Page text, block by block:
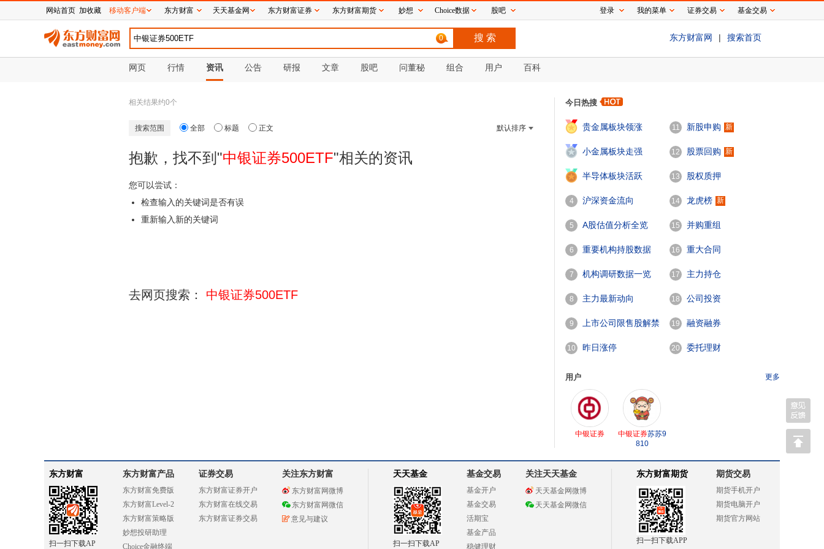
0 东方财富网 | 搜索首页
网页 行情 资讯 公告 研报 文章 股吧 问董秘 组合 用户 百科
相关结果约0个
搜索范围 全部 标题 正文 默认排序
抱歉，找不到"中银证券500ETF"相关的资讯
您可以尝试：
检查输入的关键词是否有误
重新输入新的关键词
去网页搜索： 中银证券500ETF
今日热搜
贵金属板块领涨
2
小金属板块走强
3
半导体板块活跃
4 沪深资金流向
5 A股估值分析全览
6 重要机构持股数据
7 机构调研数据一览
8 主力最新动向
9 上市公司限售股解禁
一览
10 昨日涨停
11 新股申购 新
12 股票回购 新
13 股权质押
14 龙虎榜 新
15 并购重组
16 重大合同
17 主力持仓
18 公司投资
19 融资融券
20 委托理财
用户 更多
中银证券 中银证券苏苏9
810
东方财富
扫一扫下载AP
东方财富产品
东方财富免费版
东方财富Level-2
东方财富策略版
妙想投研助理
Choice金融终端
证券交易
东方财富证券开户
东方财富在线交易
东方财富证券交易
关注东方财富
东方财富网微博
东方财富网微信
意见与建议
天天基金
扫一扫下载AP
基金交易
基金开户
基金交易
活期宝
基金产品
稳健理财
关注天天基金
天天基金网微博
天天基金网微信
东方财富期货
扫一扫下载APP
期货交易
期货手机开户
期货电脑开户
期货官方网站
网站首页 加收藏 移动客户端 东方财富 天天基金网 东方财富证券 东方财富期货 妙想 Choice数据 股吧 登录 我的菜单 证券交易 基金交易